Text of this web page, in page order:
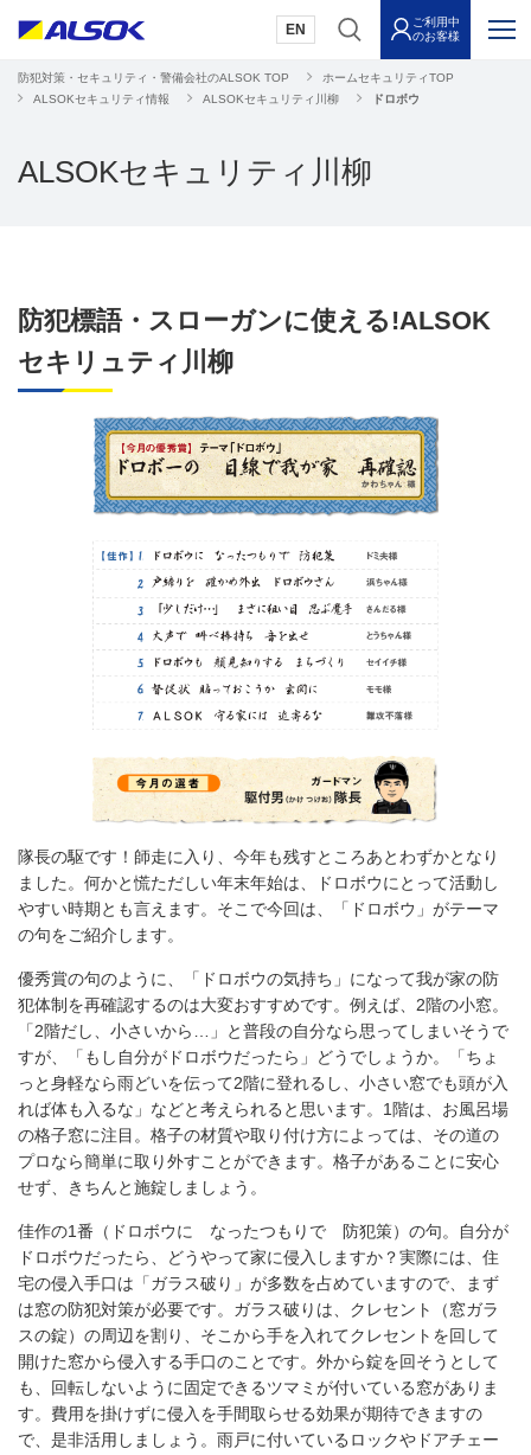
EN
ご利用中
のお客様
防犯対策・セキュリティ・警備会社のALSOK TOP
ホームセキュリティTOP
ALSOKセキュリティ情報
ALSOKセキュリティ川柳 ドロボウ
ALSOKセキュリティ川柳
防犯標語・スローガンに使える!ALSOK
セキリュティ川柳
隊長の駆です！師走に入り、今年も残すところあとわずかとなり
ました。何かと慌ただしい年末年始は、ドロボウにとって活動し
やすい時期とも言えます。そこで今回は、「ドロボウ」がテーマ
の句をご紹介します。
優秀賞の句のように、「ドロボウの気持ち」になって我が家の防
犯体制を再確認するのは大変おすすめです。例えば、2階の小窓。
「2階だし、小さいから…」と普段の自分なら思ってしまいそうで
すが、「もし自分がドロボウだったら」どうでしょうか。「ちょ
っと身軽なら雨どいを伝って2階に登れるし、小さい窓でも頭が入
れば体も入るな」などと考えられると思います。1階は、お風呂場
の格子窓に注目。格子の材質や取り付け方によっては、その道の
プロなら簡単に取り外すことができます。格子があることに安心
せず、きちんと施錠しましょう。
佳作の1番（ドロボウに なったつもりで 防犯策）の句。自分が
ドロボウだったら、どうやって家に侵入しますか？実際には、住
宅の侵入手口は「ガラス破り」が多数を占めていますので、まず
は窓の防犯対策が必要です。ガラス破りは、クレセント（窓ガラ
スの錠）の周辺を割り、そこから手を入れてクレセントを回して
開けた窓から侵入する手口のことです。外から錠を回そうとして
も、回転しないように固定できるツマミが付いている窓がありま
す。費用を掛けずに侵入を手間取らせる効果が期待できますの
で、是非活用しましょう。雨戸に付いているロックやドアチェー